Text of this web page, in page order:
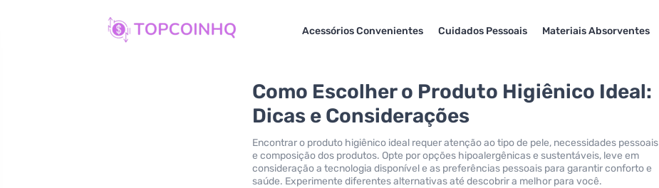
Acessórios Convenientes Cuidados Pessoais Materiais Absorventes
Como Escolher o Produto Higiênico Ideal:
Dicas e Considerações
Encontrar o produto higiênico ideal requer atenção ao tipo de pele, necessidades pessoais
e composição dos produtos. Opte por opções hipoalergênicas e sustentáveis, leve em
consideração a tecnologia disponível e as preferências pessoais para garantir conforto e
saúde. Experimente diferentes alternativas até descobrir a melhor para você.